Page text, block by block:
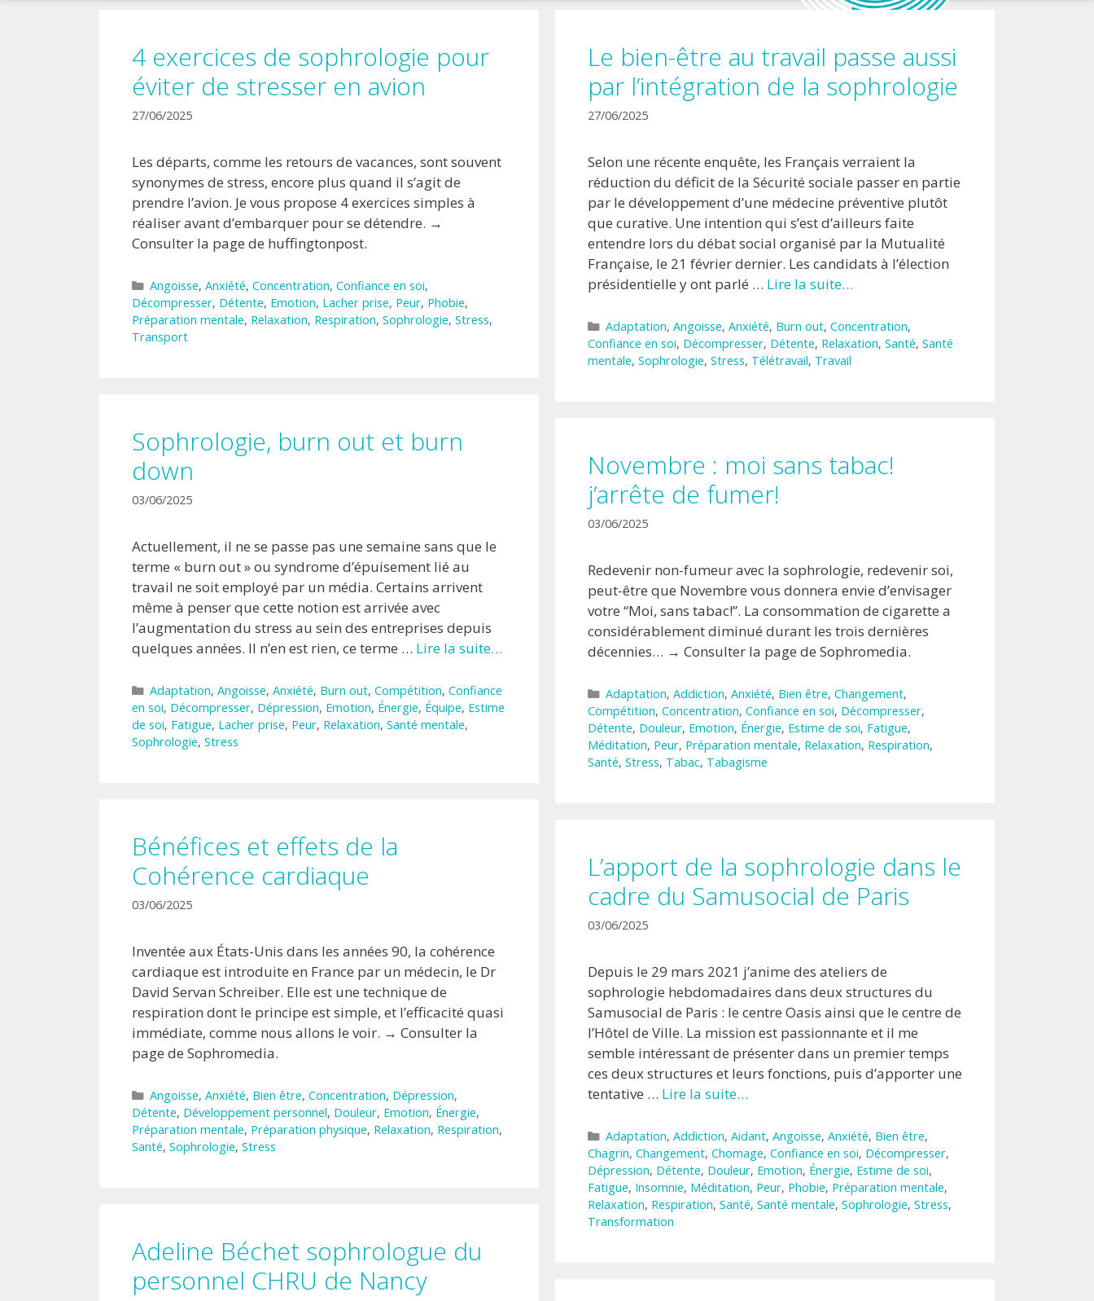
4 exercices de sophrologie pour
éviter de stresser en avion
27/06/2025
Les départs, comme les retours de vacances, sont souvent
synonymes de stress, encore plus quand il s’agit de
prendre l’avion. Je vous propose 4 exercices simples à
réaliser avant d’embarquer pour se détendre. →
Consulter la page de huffingtonpost.
Catégories
Angoisse, Anxiété, Concentration, Confiance en soi,
Décompresser, Détente, Emotion, Lacher prise, Peur, Phobie,
Préparation mentale, Relaxation, Respiration, Sophrologie, Stress,
Transport
Le bien-être au travail passe aussi
par l’intégration de la sophrologie
27/06/2025
Selon une récente enquête, les Français verraient la
réduction du déficit de la Sécurité sociale passer en partie
par le développement d’une médecine préventive plutôt
que curative. Une intention qui s’est d’ailleurs faite
entendre lors du débat social organisé par la Mutualité
Française, le 21 février dernier. Les candidats à l’élection
présidentielle y ont parlé … Lire la suite…
Catégories
Adaptation, Angoisse, Anxiété, Burn out, Concentration,
Confiance en soi, Décompresser, Détente, Relaxation, Santé, Santé
mentale, Sophrologie, Stress, Télétravail, Travail
Sophrologie, burn out et burn
down
03/06/2025
Actuellement, il ne se passe pas une semaine sans que le
terme « burn out » ou syndrome d’épuisement lié au
travail ne soit employé par un média. Certains arrivent
même à penser que cette notion est arrivée avec
l’augmentation du stress au sein des entreprises depuis
quelques années. Il n’en est rien, ce terme … Lire la suite…
Catégories
Adaptation, Angoisse, Anxiété, Burn out, Compétition, Confiance
en soi, Décompresser, Dépression, Emotion, Énergie, Équipe, Estime
de soi, Fatigue, Lacher prise, Peur, Relaxation, Santé mentale,
Sophrologie, Stress
Novembre : moi sans tabac!
j’arrête de fumer!
03/06/2025
Redevenir non-fumeur avec la sophrologie, redevenir soi,
peut-être que Novembre vous donnera envie d’envisager
votre “Moi, sans tabac!”. La consommation de cigarette a
considérablement diminué durant les trois dernières
décennies… → Consulter la page de Sophromedia.
Catégories
Adaptation, Addiction, Anxiété, Bien être, Changement,
Compétition, Concentration, Confiance en soi, Décompresser,
Détente, Douleur, Emotion, Énergie, Estime de soi, Fatigue,
Méditation, Peur, Préparation mentale, Relaxation, Respiration,
Santé, Stress, Tabac, Tabagisme
Bénéfices et effets de la
Cohérence cardiaque
03/06/2025
Inventée aux États-Unis dans les années 90, la cohérence
cardiaque est introduite en France par un médecin, le Dr
David Servan Schreiber. Elle est une technique de
respiration dont le principe est simple, et l’efficacité quasi
immédiate, comme nous allons le voir. → Consulter la
page de Sophromedia.
Catégories
Angoisse, Anxiété, Bien être, Concentration, Dépression,
Détente, Développement personnel, Douleur, Emotion, Énergie,
Préparation mentale, Préparation physique, Relaxation, Respiration,
Santé, Sophrologie, Stress
L’apport de la sophrologie dans le
cadre du Samusocial de Paris
03/06/2025
Depuis le 29 mars 2021 j’anime des ateliers de
sophrologie hebdomadaires dans deux structures du
Samusocial de Paris : le centre Oasis ainsi que le centre de
l’Hôtel de Ville. La mission est passionnante et il me
semble intéressant de présenter dans un premier temps
ces deux structures et leurs fonctions, puis d’apporter une
tentative … Lire la suite…
Catégories
Adaptation, Addiction, Aidant, Angoisse, Anxiété, Bien être,
Chagrin, Changement, Chomage, Confiance en soi, Décompresser,
Dépression, Détente, Douleur, Emotion, Énergie, Estime de soi,
Fatigue, Insomnie, Méditation, Peur, Phobie, Préparation mentale,
Relaxation, Respiration, Santé, Santé mentale, Sophrologie, Stress,
Transformation
Adeline Béchet sophrologue du
personnel CHRU de Nancy